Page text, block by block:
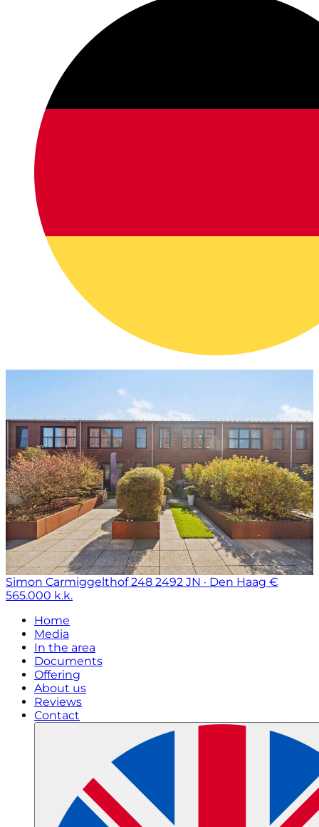
Simon Carmiggelthof 248 2492 JN · Den Haag €
565.000 k.k.
Home
Media
In the area
Documents
Offering
About us
Reviews
Contact